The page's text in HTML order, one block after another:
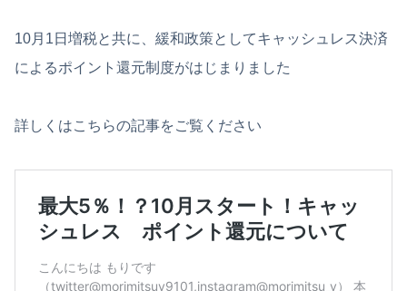
10月1日増税と共に、緩和政策としてキャッシュレス決済
によるポイント還元制度がはじまりました
詳しくはこちらの記事をご覧ください